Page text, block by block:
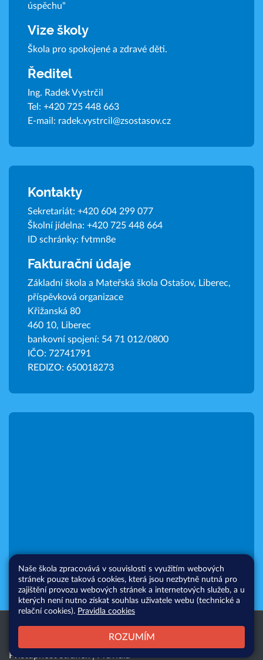
úspěchu"
Vize školy
Škola pro spokojené a zdravé děti.
Ředitel
Ing. Radek Vystrčil
Tel: +420 725 448 663
E-mail: radek.vystrcil@zsostasov.cz
Kontakty
Sekretariát: +420 604 299 077
Školní jídelna: +420 725 448 664
ID schránky: fvtmn8e
Fakturační údaje
Základní škola a Mateřská škola Ostašov, Liberec,
příspěvková organizace
Křižanská 80
460 10, Liberec
bankovní spojení: 54 71 012/0800
IČO: 72741791
REDIZO: 650018273
Všechna práva vyhrazena. Copyright
|Přihlásit|
Přístupnost stránek
Web školy
Naše škola zpracovává v souvislosti s využitím webových
stránek pouze taková cookies, která jsou nezbytně nutná pro
zajištění provozu webových stránek a internetových služeb, a u
kterých není nutno získat souhlas uživatele webu (technické a
relační cookies). Pravidla cookies
ROZUMÍM